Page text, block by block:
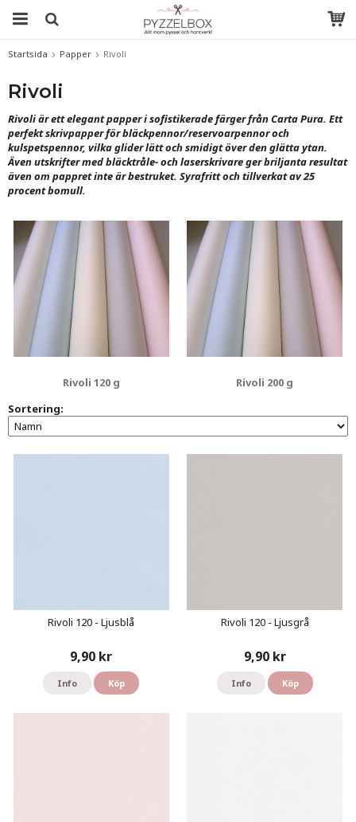
Startsida Papper Rivoli
Rivoli
Rivoli är ett elegant papper i sofistikerade färger från Carta Pura. Ett
perfekt skrivpapper för bläckpennor/reservoarpennor och
kulspetspennor, vilka glider lätt och smidigt över den glätta ytan.
Även utskrifter med bläcktråle- och laserskrivare ger briljanta resultat
även om pappret inte är bestruket. Syrafritt och tillverkat av 25
procent bomull.
Rivoli 120 g
Rivoli 200 g
Sortering:
Rivoli 120 - Ljusblå
9,90 kr
Info Köp
Rivoli 120 - Ljusgrå
9,90 kr
Info Köp